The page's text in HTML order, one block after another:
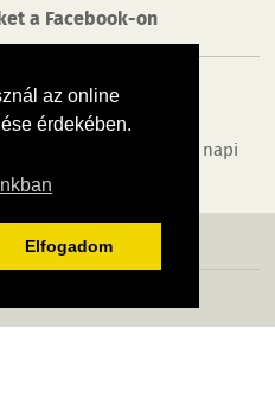
az online
érdekében.
Elfogadom
a Facebook-on
programok, képek, napi
IMPRESSZUM RÓLUNK